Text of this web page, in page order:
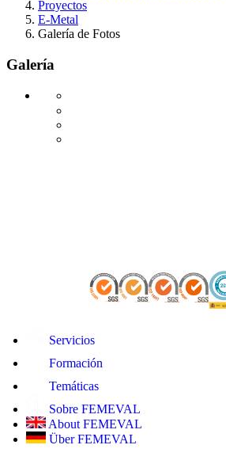
Proyectos
E-Metal
Galería de Fotos
Galería
Servicios
Formación
Temáticas
Sobre FEMEVAL
About FEMEVAL
Über FEMEVAL